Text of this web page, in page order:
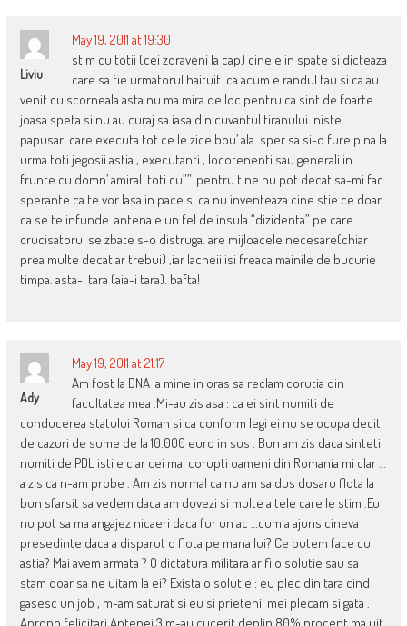
Liviu
May 19, 2011 at 19:30
stim cu totii (cei zdraveni la cap) cine e in spate si dicteaza
care sa fie urmatorul haituit. ca acum e randul tau si ca au
venit cu scorneala asta nu ma mira de loc pentru ca sint de foarte
joasa speta si nu au curaj sa iasa din cuvantul tiranului. niste
papusari care executa tot ce le zice bou’ ala. sper sa si-o fure pina la
urma toti jegosii astia , executanti , locotenenti sau generali in
frunte cu domn’ amiral. toti cu””. pentru tine nu pot decat sa-mi fac
sperante ca te vor lasa in pace si ca nu inventeaza cine stie ce doar
ca se te infunde. antena e un fel de insula “dizidenta” pe care
crucisatorul se zbate s-o distruga. are mijloacele necesare(chiar
prea multe decat ar trebui) ,iar lacheii isi freaca mainile de bucurie
timpa. asta-i tara (aia-i tara). bafta!
Ady
May 19, 2011 at 21:17
Am fost la DNA la mine in oras sa reclam corutia din
facultatea mea .Mi-au zis asa : ca ei sint numiti de
conducerea statului Roman si ca conform legi ei nu se ocupa decit
de cazuri de sume de la 10.000 euro in sus . Bun am zis daca sinteti
numiti de PDL isti e clar cei mai corupti oameni din Romania mi clar …
a zis ca n-am probe . Am zis normal ca nu am sa dus dosaru flota la
bun sfarsit sa vedem daca am dovezi si multe altele care le stim .Eu
nu pot sa ma angajez nicaeri daca fur un ac …cum a ajuns cineva
presedinte daca a disparut o flota pe mana lui? Ce putem face cu
astia? Mai avem armata ? O dictatura militara ar fi o solutie sau sa
stam doar sa ne uitam la ei? Exista o solutie : eu plec din tara cind
gasesc un job , m-am saturat si eu si prietenii mei plecam si gata .